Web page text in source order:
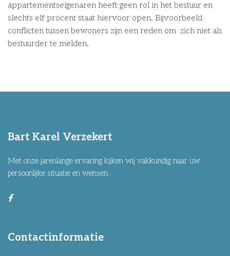
appartementseigenaren heeft geen rol in het bestuur en
slechts elf procent staat hiervoor open. Bijvoorbeeld
conflicten tussen bewoners zijn een reden om zich niet als
bestuurder te melden.
Bart Karel Verzekert
Met onze jarenlange ervaring kijken wij vakkundig naar uw
persoonlijke situatie en wensen.
Contactinformatie